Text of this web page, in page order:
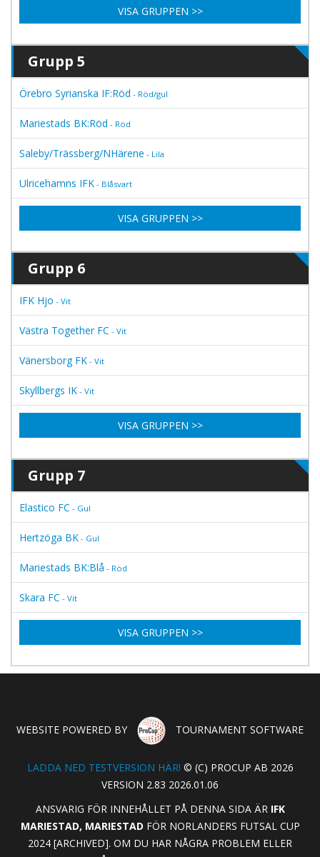
VISA GRUPPEN >>
Grupp 5
Örebro Syrianska IF:Röd - Röd/gul
Mariestads BK:Röd - Röd
Saleby/Trässberg/NHärene - Lila
Ulricehamns IFK - Blåsvart
VISA GRUPPEN >>
Grupp 6
IFK Hjo - Vit
Västra Together FC - Vit
Vänersborg FK - Vit
Skyllbergs IK - Vit
VISA GRUPPEN >>
Grupp 7
Elastico FC - Gul
Hertzöga BK - Gul
Mariestads BK:Blå - Röd
Skara FC - Vit
VISA GRUPPEN >>
WEBSITE POWERED BY TOURNAMENT SOFTWARE
LADDA NED TESTVERSION HÄR! © (C) PROCUP AB 2026
VERSION 2.83 2026.01.06
ANSVARIG FÖR INNEHÅLLET PÅ DENNA SIDA ÄR IFK
MARIESTAD, MARIESTAD FÖR NORLANDERS FUTSAL CUP
2024 [ARCHIVED]. OM DU HAR NÅGRA PROBLEM ELLER